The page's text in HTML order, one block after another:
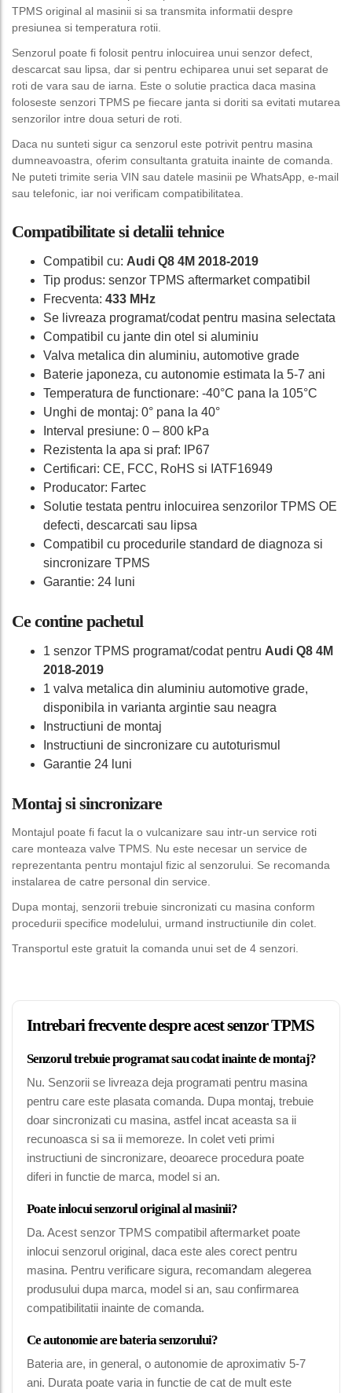
TPMS original al masinii si sa transmita informatii despre
presiunea si temperatura rotii.
Senzorul poate fi folosit pentru inlocuirea unui senzor defect,
descarcat sau lipsa, dar si pentru echiparea unui set separat de
roti de vara sau de iarna. Este o solutie practica daca masina
foloseste senzori TPMS pe fiecare janta si doriti sa evitati mutarea
senzorilor intre doua seturi de roti.
Daca nu sunteti sigur ca senzorul este potrivit pentru masina
dumneavoastra, oferim consultanta gratuita inainte de comanda.
Ne puteti trimite seria VIN sau datele masinii pe WhatsApp, e-mail
sau telefonic, iar noi verificam compatibilitatea.
Compatibilitate si detalii tehnice
Compatibil cu: Audi Q8 4M 2018-2019
Tip produs: senzor TPMS aftermarket compatibil
Frecventa: 433 MHz
Se livreaza programat/codat pentru masina selectata
Compatibil cu jante din otel si aluminiu
Valva metalica din aluminiu, automotive grade
Baterie japoneza, cu autonomie estimata la 5-7 ani
Temperatura de functionare: -40°C pana la 105°C
Unghi de montaj: 0° pana la 40°
Interval presiune: 0 – 800 kPa
Rezistenta la apa si praf: IP67
Certificari: CE, FCC, RoHS si IATF16949
Producator: Fartec
Solutie testata pentru inlocuirea senzorilor TPMS OE
defecti, descarcati sau lipsa
Compatibil cu procedurile standard de diagnoza si
sincronizare TPMS
Garantie: 24 luni
Ce contine pachetul
1 senzor TPMS programat/codat pentru Audi Q8 4M
2018-2019
1 valva metalica din aluminiu automotive grade,
disponibila in varianta argintie sau neagra
Instructiuni de montaj
Instructiuni de sincronizare cu autoturismul
Garantie 24 luni
Montaj si sincronizare
Montajul poate fi facut la o vulcanizare sau intr-un service roti
care monteaza valve TPMS. Nu este necesar un service de
reprezentanta pentru montajul fizic al senzorului. Se recomanda
instalarea de catre personal din service.
Dupa montaj, senzorii trebuie sincronizati cu masina conform
procedurii specifice modelului, urmand instructiunile din colet.
Transportul este gratuit la comanda unui set de 4 senzori.
Intrebari frecvente despre acest senzor TPMS
Senzorul trebuie programat sau codat inainte de montaj?
Nu. Senzorii se livreaza deja programati pentru masina
pentru care este plasata comanda. Dupa montaj, trebuie
doar sincronizati cu masina, astfel incat aceasta sa ii
recunoasca si sa ii memoreze. In colet veti primi
instructiuni de sincronizare, deoarece procedura poate
diferi in functie de marca, model si an.
Poate inlocui senzorul original al masinii?
Da. Acest senzor TPMS compatibil aftermarket poate
inlocui senzorul original, daca este ales corect pentru
masina. Pentru verificare sigura, recomandam alegerea
produsului dupa marca, model si an, sau confirmarea
compatibilitatii inainte de comanda.
Ce autonomie are bateria senzorului?
Bateria are, in general, o autonomie de aproximativ 5-7
ani. Durata poate varia in functie de cat de mult este